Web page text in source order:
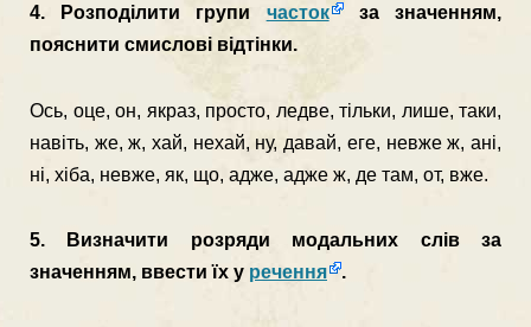
4. Розподілити групи часток
за значенням,
пояснити смислові відтінки.
Ось, оце, он, якраз, просто, ледве, тільки, лише, таки,
навіть, же, ж, хай, нехай, ну, давай, еге, невже ж, ані,
ні, хіба, невже, як, що, адже, адже ж, де там, от, вже.
5. Визначити розряди модальних слів за
значенням, ввести їх у речення .